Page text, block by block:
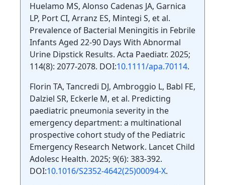
Huelamo MS, Alonso Cadenas JA, Garnica
LP, Port CI, Arranz ES, Mintegi S, et al.
Prevalence of Bacterial Meningitis in Febrile
Infants Aged 22-90 Days With Abnormal
Urine Dipstick Results. Acta Paediatr. 2025;
114(8): 2077-2078. DOI:10.1111/apa.70114.
Florin TA, Tancredi DJ, Ambroggio L, Babl FE,
Dalziel SR, Eckerle M, et al. Predicting
paediatric pneumonia severity in the
emergency department: a multinational
prospective cohort study of the Pediatric
Emergency Research Network. Lancet Child
Adolesc Health. 2025; 9(6): 383-392.
DOI:10.1016/S2352-4642(25)00094-X.